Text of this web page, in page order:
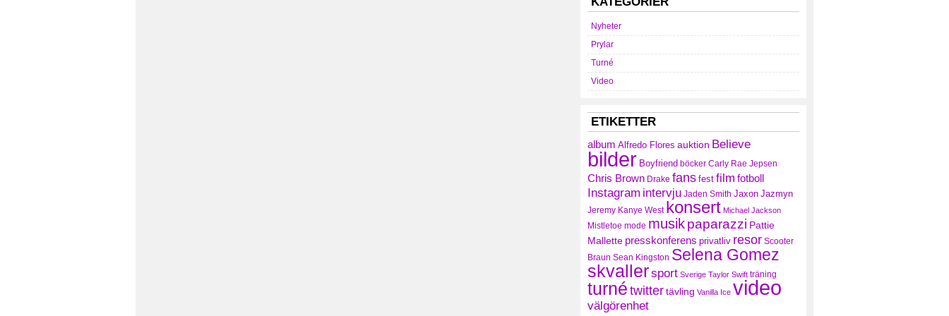
Nyheter
Prylar
Turné
Video
ETIKETTER
album Alfredo Flores auktion Believe
bilder Boyfriend böcker Carly Rae Jepsen
Chris Brown Drake fans fest film fotboll
Instagram intervju Jaden Smith Jaxon Jazmyn
Jeremy Kanye West konsert Michael Jackson
Mistletoe mode musikpaparazzi Pattie
Mallette presskonferens privatliv resor Scooter
Braun Sean Kingston Selena Gomez
skvallersport Sverige Taylor Swift träning
turné twittertävling Vanilla Ice video
välgörenhet